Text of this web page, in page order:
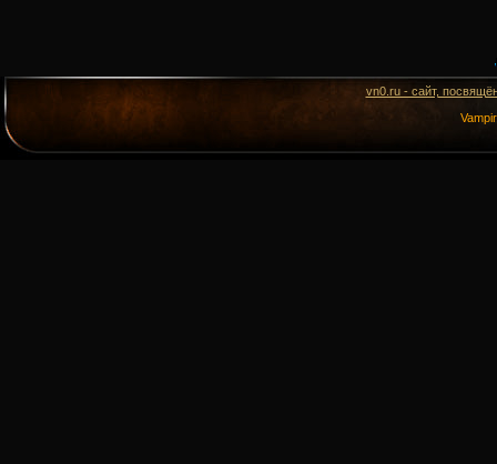
vn0.ru - сайт,